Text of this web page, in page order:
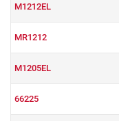
M1212EL
MR1212
M1205EL
66225